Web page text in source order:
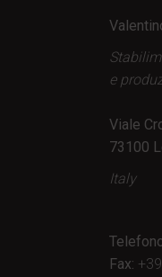
e
Viale
73100
Italy
Fax: